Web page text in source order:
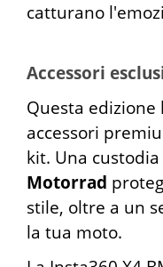
catturano
Accessori
Questa
accessori
kit. Una custodia
Motorrad
stile, oltre a un
la tua moto.